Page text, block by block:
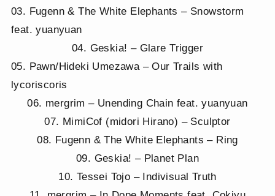
03. Fugenn & The White Elephants – Snowstorm
feat. yuanyuan
04. Geskia! – Glare Trigger
05. Pawn/Hideki Umezawa – Our Trails with
lycoriscoris
06. mergrim – Unending Chain feat. yuanyuan
07. MimiCof (midori Hirano) – Sculptor
08. Fugenn & The White Elephants – Ring
09. Geskia! – Planet Plan
10. Tessei Tojo – Indivisual Truth